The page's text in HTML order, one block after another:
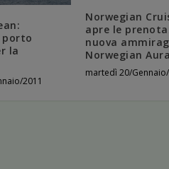
porto
la
2011
Norwegian
apre le
nuova
Norwegian Aura
martedì 20/